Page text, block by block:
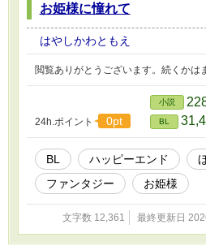
お姫様に憧れて
はやしかわともえ
閲覧ありがとうございます。続くかは
24h.ポイント 0pt
小説
BL
BL ハッピーエンド
ファンタジー
お姫様
文字数 12,361 最終更新日